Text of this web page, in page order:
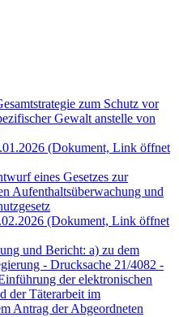
zum Schutz vor
Gewalt anstelle von
(Dokument, Link öffnet
eines Gesetzes zur
Aufenthaltsüberwachung und
(Dokument, Link öffnet
und Bericht: a) zu dem
- Drucksache 21/4082 -
der elektronischen
der Täterarbeit im
Antrag der Abgeordneten